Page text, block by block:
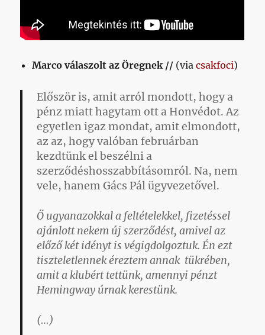
Marco válaszolt az Öregnek // (viacsakfoci)
Először is, amit arról mondott, hogy a
pénz miatt hagytam ott a Honvédot. Az
egyetlen igaz mondat, amit elmondott,
az az, hogy valóban februárban
kezdtünk el beszélni a
szerződéshosszabbításomról. Na, nem
vele, hanem Gács Pál ügyvezetővel.
Ő ugyanazokkal a feltételekkel, fizetéssel
ajánlott nekem új szerződést, amivel az
előző két idényt is végigdolgoztuk. Én ezt
tiszteletlennek éreztem annak tükrében,
amit a klubért tettünk, amennyi pénzt
Hemingway úrnak kerestünk.
(…)